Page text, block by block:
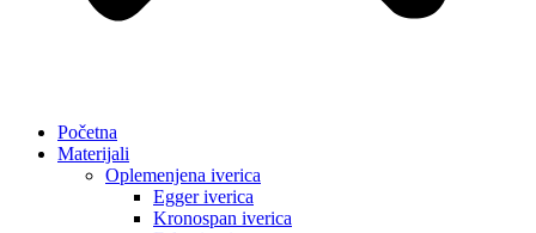
Početna
Materijali
Oplemenjena iverica
Egger iverica
Kronospan iverica